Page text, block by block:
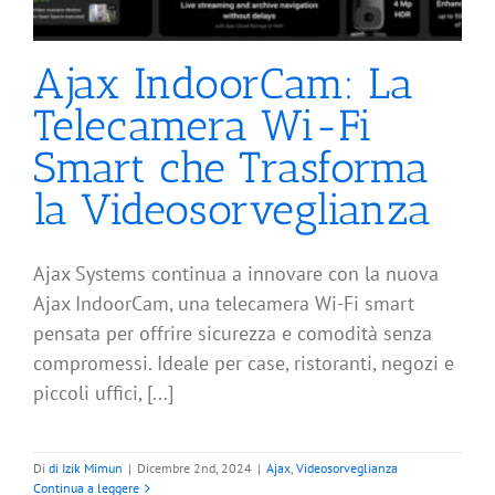
Ajax IndoorCam: La
Telecamera Wi-Fi
Smart che Trasforma
la Videosorveglianza
Ajax Systems continua a innovare con la nuova
Ajax IndoorCam, una telecamera Wi-Fi smart
pensata per offrire sicurezza e comodità senza
compromessi. Ideale per case, ristoranti, negozi e
piccoli uffici, [...]
Di di Izik Mimun | Dicembre 2nd, 2024 | Ajax Videosorveglianza
Continua a leggere